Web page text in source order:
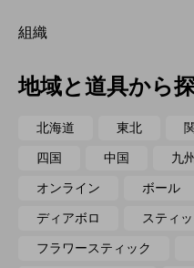
組織
地域と道具から
北海道 東北
四国 中国 九州
オンライン ボール
ディアボロ スティ
フラワースティック